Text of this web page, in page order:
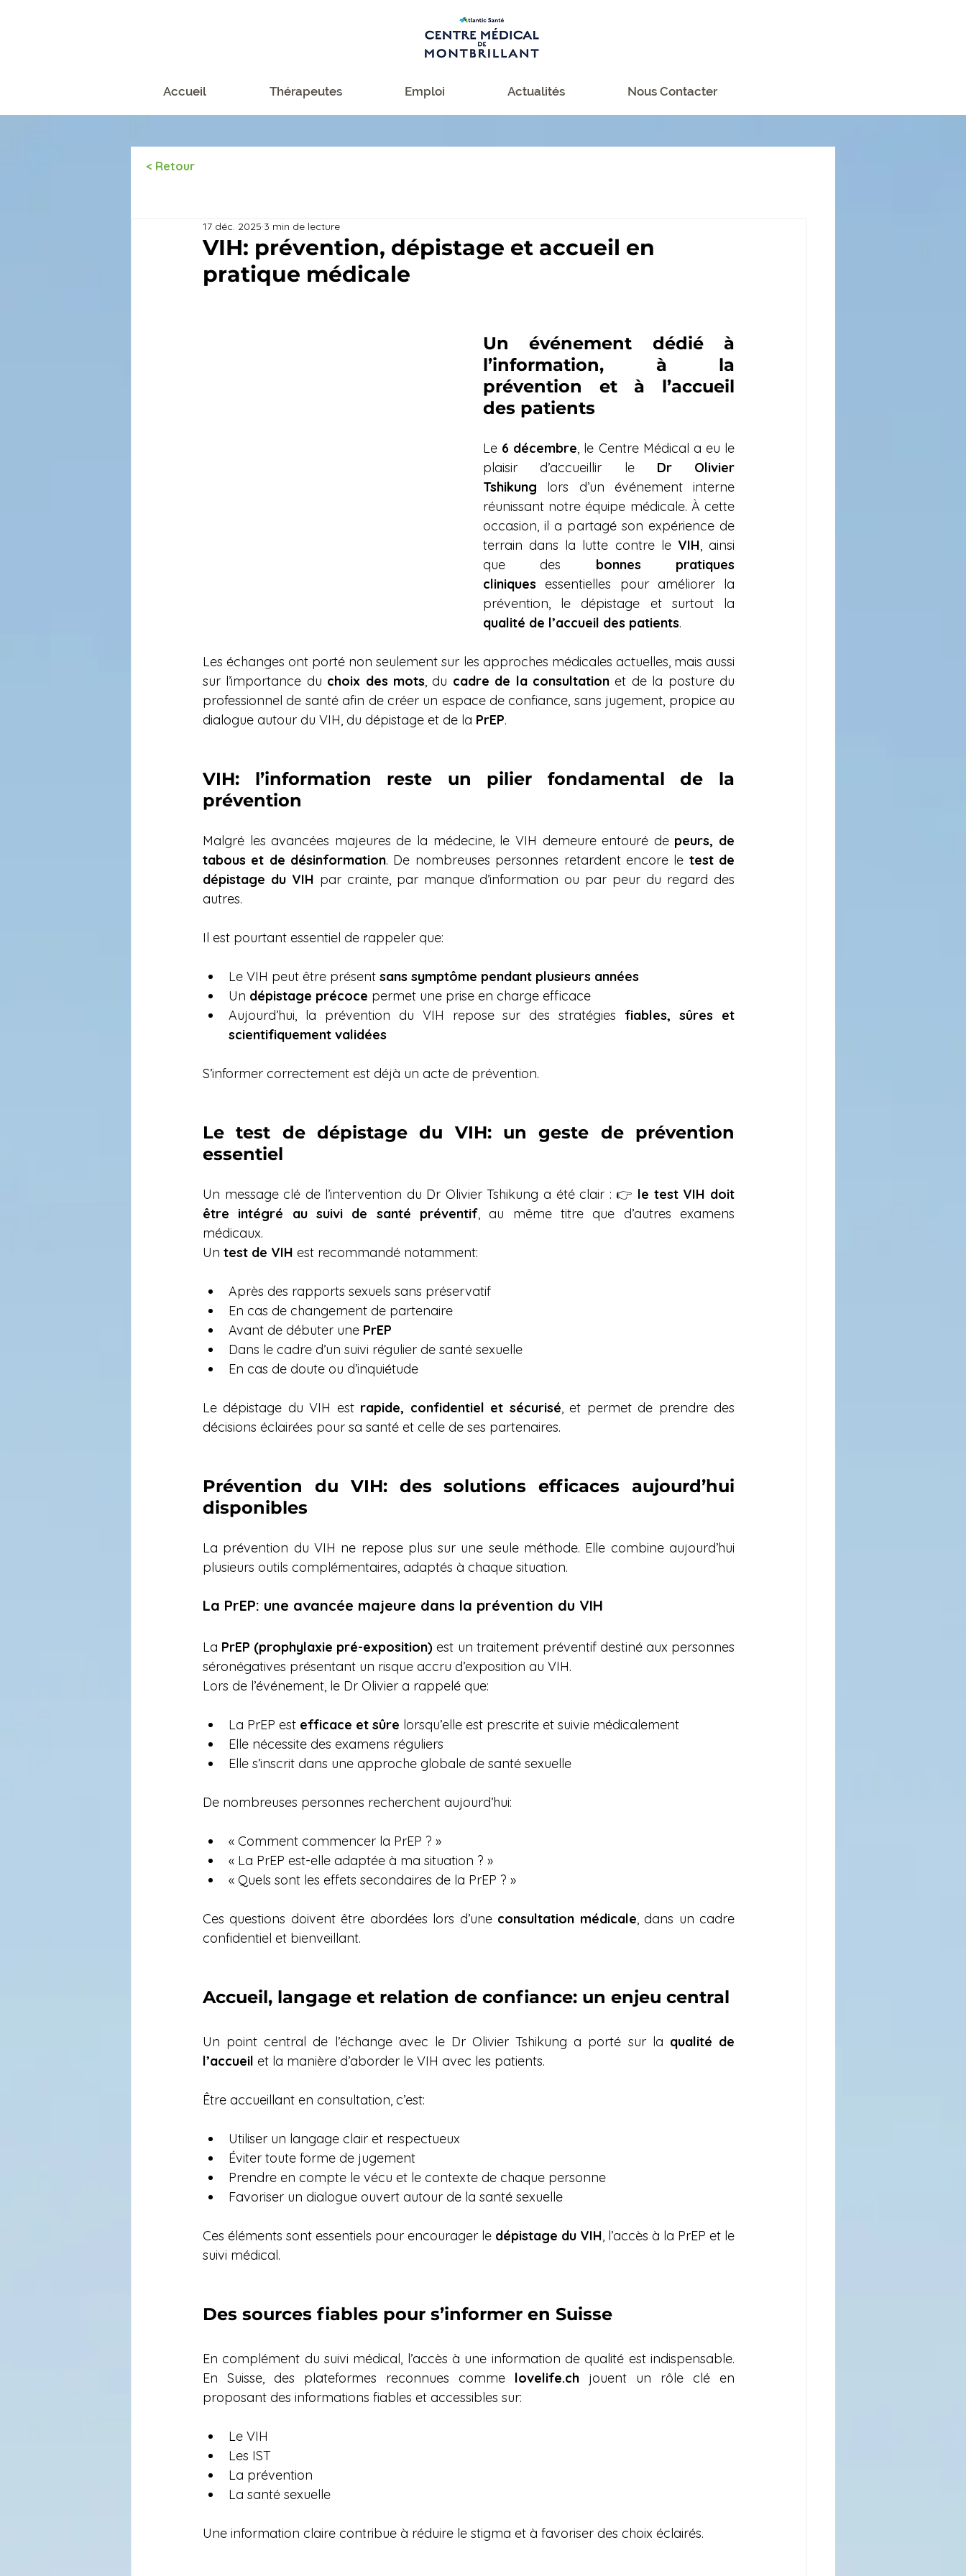
Accueil Thérapeutes Emploi Actualités Nous Contacter
Tous les articles
VIH: prévention, dépistage et accueil en
pratique médicale
17 déc. 2025 3 min de lecture
Un événement dédié à
l’information, à la
prévention et à l’accueil
des patients
Le 6 décembre, le Centre Médical a eu le
plaisir d’accueillir le Dr Olivier
Tshikung lors d’un événement interne
réunissant notre équipe médicale. À cette
occasion, il a partagé son expérience de
terrain dans la lutte contre le VIH, ainsi
que des bonnes pratiques
cliniques essentielles pour améliorer la
qualité de l’accueil des patients.
Les échanges ont porté non seulement sur les approches médicales actuelles, mais aussi
sur l’importance du choix des mots, du cadre de la consultation et de la posture du
professionnel de santé afin de créer un espace de confiance, sans jugement, propice au
dialogue autour du VIH, du dépistage et de la PrEP.
VIH: l’information reste un pilier fondamental de la
prévention
Malgré les avancées majeures de la médecine, le VIH demeure entouré de peurs, de
tabous et de désinformation. De nombreuses personnes retardent encore le test de
dépistage du VIH par crainte, par manque d’information ou par peur du regard des
autres.
Il est pourtant essentiel de rappeler que:
Le VIH peut être présent sans symptôme pendant plusieurs années
Un dépistage précoce permet une prise en charge efficace
Aujourd’hui, la prévention du VIH repose sur des stratégies fiables, sûres et
scientifiquement validées
S’informer correctement est déjà un acte de prévention.
Le test de dépistage du VIH: un geste de prévention
essentiel
Un message clé de l’intervention du Dr Olivier Tshikung a été clair : 👉 le test VIH doit
être intégré au suivi de santé préventif, au même titre que d’autres examens
médicaux.
Un test de VIH est recommandé notamment:
Après des rapports sexuels sans préservatif
En cas de changement de partenaire
Avant de débuter une PrEP
Dans le cadre d’un suivi régulier de santé sexuelle
En cas de doute ou d’inquiétude
Le dépistage du VIH est rapide, confidentiel et sécurisé, et permet de prendre des
décisions éclairées pour sa santé et celle de ses partenaires.
Prévention du VIH: des solutions efficaces aujourd’hui
disponibles
La prévention du VIH ne repose plus sur une seule méthode. Elle combine aujourd’hui
plusieurs outils complémentaires, adaptés à chaque situation.
La PrEP: une avancée majeure dans la prévention du VIH
La PrEP (prophylaxie pré-exposition) est un traitement préventif destiné aux personnes
séronégatives présentant un risque accru d’exposition au VIH.
Lors de l’événement, le Dr Olivier a rappelé que:
La PrEP est efficace et sûre lorsqu’elle est prescrite et suivie médicalement
Elle nécessite des examens réguliers
Elle s’inscrit dans une approche globale de santé sexuelle
De nombreuses personnes recherchent aujourd’hui:
« Comment commencer la PrEP ? »
« La PrEP est-elle adaptée à ma situation ? »
« Quels sont les effets secondaires de la PrEP ? »
Ces questions doivent être abordées lors d’une consultation médicale, dans un cadre
confidentiel et bienveillant.
Accueil, langage et relation de confiance: un enjeu central
Un point central de l’échange avec le Dr Olivier Tshikung a porté sur la qualité de
l’accueil et la manière d’aborder le VIH avec les patients.
Être accueillant en consultation, c’est:
Utiliser un langage clair et respectueux
Éviter toute forme de jugement
Prendre en compte le vécu et le contexte de chaque personne
Favoriser un dialogue ouvert autour de la santé sexuelle
Ces éléments sont essentiels pour encourager le dépistage du VIH, l’accès à la PrEP et le
suivi médical.
Des sources fiables pour s’informer en Suisse
En complément du suivi médical, l’accès à une information de qualité est indispensable.
En Suisse, des plateformes reconnues comme lovelife.ch jouent un rôle clé en
proposant des informations fiables et accessibles sur:
Le VIH
Les IST
La prévention
La santé sexuelle
Une information claire contribue à réduire le stigma et à favoriser des choix éclairés.
< Retour